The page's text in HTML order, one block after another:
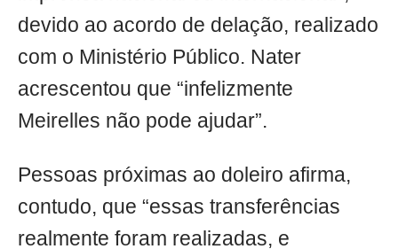
devido ao acordo de delação, realizado
com o Ministério Público. Nater
acrescentou que “infelizmente
Meirelles não pode ajudar”.
Pessoas próximas ao doleiro afirma,
contudo, que “essas transferências
realmente foram realizadas, e